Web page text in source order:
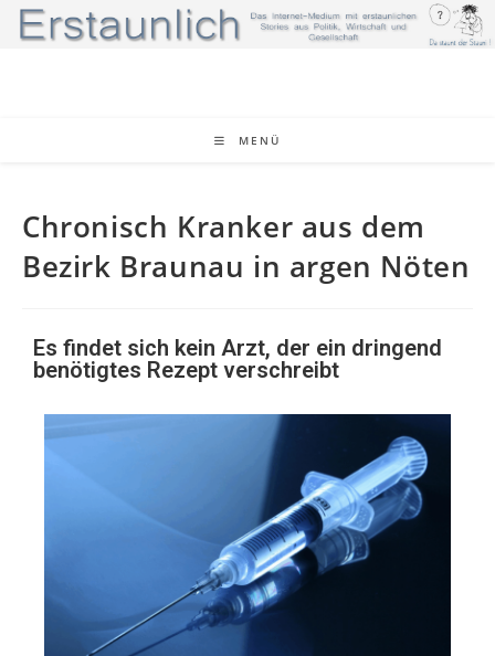
MENÜ
Chronisch Kranker aus dem
Bezirk Braunau in argen Nöten
Es findet sich kein Arzt, der ein dringend
benötigtes Rezept verschreibt